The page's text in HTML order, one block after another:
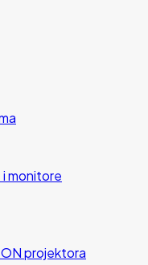
monitore
projektora